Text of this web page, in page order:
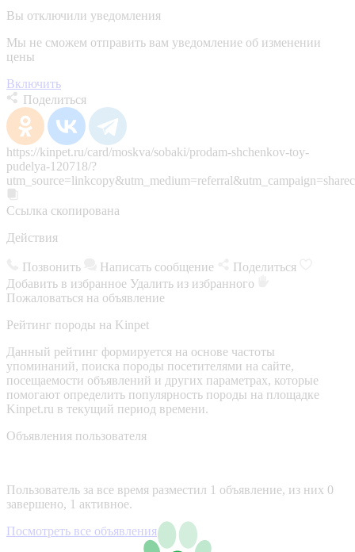
Вы отключили уведомления
Мы не сможем отправить вам уведомление об изменении
цены
Включить
Поделиться
https://kinpet.ru/card/moskva/sobaki/prodam-shchenkov-toy-
pudelya-120718/?
Ссылка скопирована
Действия
Позвонить Написать сообщение
Поделиться
Добавить в избранное Удалить из избранного
Пожаловаться на объявление
Рейтинг породы на Kinpet
Данный рейтинг формируется на основе частоты
упоминаний, поиска породы посетителями на сайте,
посещаемости объявлений и других параметрах, которые
помогают определить популярность породы на площадке
Kinpet.ru в текущий период времени.
Объявления пользователя
Пользователь за все время разместил 1 объявление, из них 0
завершено, 1 активное.
Посмотреть все объявления